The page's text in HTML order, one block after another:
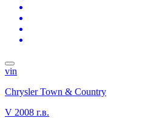
vin
Chrysler Town & Country
V 2008 г.в.